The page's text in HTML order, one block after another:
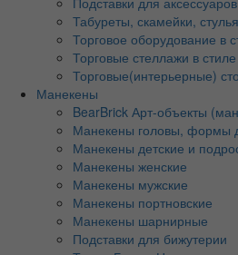
Табуреты, скамейки,
Торговое оборудование в
Торговые стеллажи в
Торговые(интерьерные)
Манекены
BearBrick Арт-объекты
Манекены головы, формы
Манекены детские и
Манекены женские
Манекены мужские
Манекены портновские
Манекены шарнирные
Подставки для бижутерии